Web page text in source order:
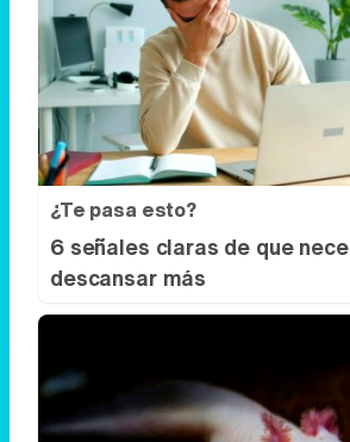
¿Te pasa esto?
6 señales claras de que
descansar más